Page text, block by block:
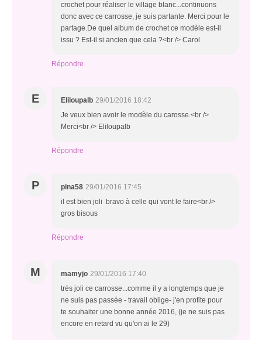
crochet pour réaliser le village blanc...continuons
donc avec ce carrosse, je suis partante. Merci pour le
partage.De quel album de crochet ce modèle est-il
issu ? Est-il si ancien que cela ?<br /> Carol
Répondre
E Eliloupalb 29/01/2016 18:42
Je veux bien avoir le modèle du carosse.<br />
Merci<br /> Eliloupalb
Répondre
P pina58 29/01/2016 17:45
il est bien joli bravo à celle qui vont le faire<br />
gros bisous
Répondre
M mamyjo 29/01/2016 17:40
très joli ce carrosse...comme il y a longtemps que je
ne suis pas passée - travail oblige- j'en profite pour
te souhaiter une bonne année 2016, (je ne suis pas
encore en retard vu qu'on ai le 29)